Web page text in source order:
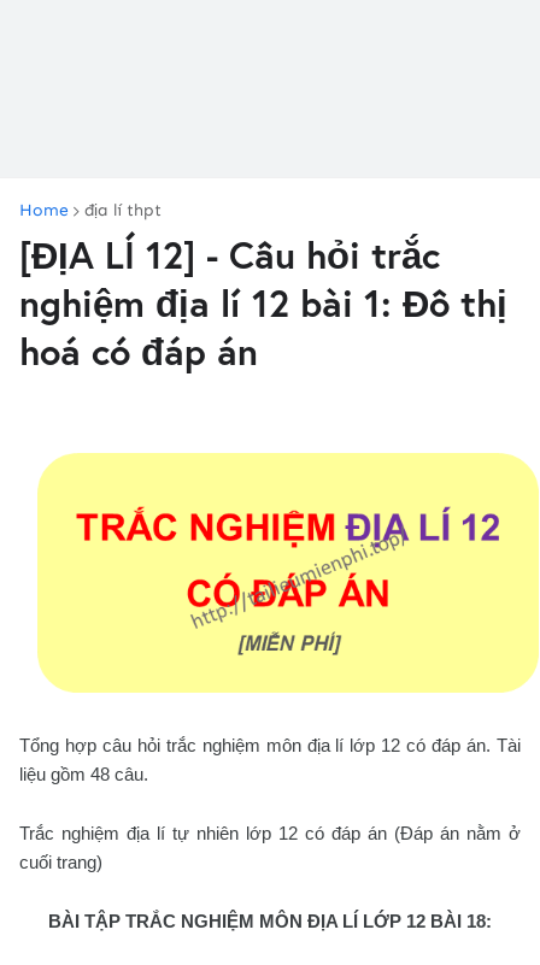
Home địa lí thpt
[ĐỊA LÍ 12] - Câu hỏi trắc
nghiệm địa lí 12 bài 1: Đô thị
hoá có đáp án
Tổng hợp câu hỏi trắc nghiệm môn địa lí lớp 12 có đáp án. Tài
liệu gồm 48 câu.
Trắc nghiệm địa lí tự nhiên lớp 12 có đáp án (Đáp án nằm ở
cuối trang)
BÀI TẬP TRẮC NGHIỆM MÔN ĐỊA LÍ LỚP 12 BÀI 18: